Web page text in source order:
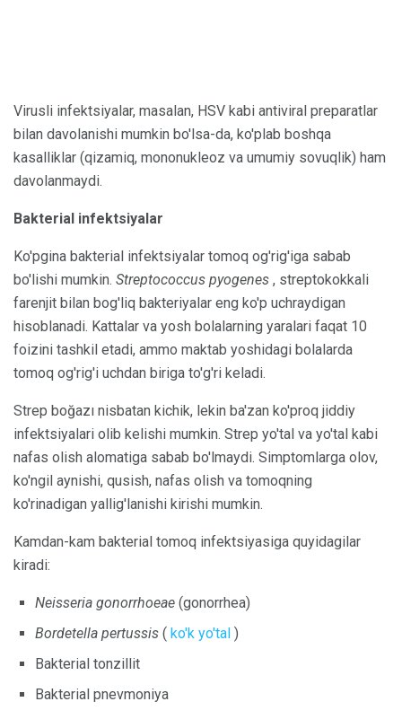
Virusli infektsiyalar, masalan, HSV kabi antiviral preparatlar
bilan davolanishi mumkin bo'lsa-da, ko'plab boshqa
kasalliklar (qizamiq, mononukleoz va umumiy sovuqlik) ham
davolanmaydi.
Bakterial infektsiyalar
Ko'pgina bakterial infektsiyalar tomoq og'rig'iga sabab
bo'lishi mumkin. Streptococcus pyogenes , streptokokkali
farenjit bilan bog'liq bakteriyalar eng ko'p uchraydigan
hisoblanadi. Kattalar va yosh bolalarning yaralari faqat 10
foizini tashkil etadi, ammo maktab yoshidagi bolalarda
tomoq og'rig'i uchdan biriga to'g'ri keladi.
Strep boğazı nisbatan kichik, lekin ba'zan ko'proq jiddiy
infektsiyalari olib kelishi mumkin. Strep yo'tal va yo'tal kabi
nafas olish alomatiga sabab bo'lmaydi. Simptomlarga olov,
ko'ngil aynishi, qusish, nafas olish va tomoqning
ko'rinadigan yallig'lanishi kirishi mumkin.
Kamdan-kam bakterial tomoq infektsiyasiga quyidagilar
kiradi:
Neisseria gonorrhoeae (gonorrhea)
Bordetella pertussis ( ko'k yo'tal )
Bakterial tonzillit
Bakterial pnevmoniya